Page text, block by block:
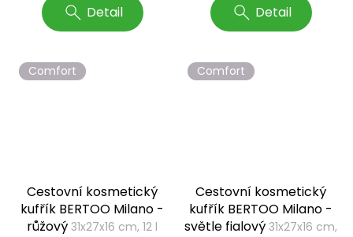
Detail Detail
Comfort
Cestovní kosmetický
kufřík BERTOO Milano -
růžový 31x27x16 cm, 12 l
Comfort
Cestovní kosmetický
kufřík BERTOO Milano -
světle fialový 31x27x16 cm,